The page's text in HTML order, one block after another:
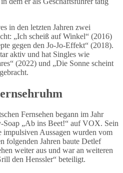
in den letzten Jahren zwei
„Ich scheiß auf Winkel“ (2016)
gegen den Jo-Jo-Effekt“ (2018).
aktiv und hat Singles wie
(2022) und „Die Sonne scheint
Fernsehen begann im Jahr
Soap „Ab ins Beet!“ auf VOX. Sein
Aussagen wurden vom
folgenden Jahren baute Detlef
weiter aus und war an weiteren
den Henssler“ beteiligt.